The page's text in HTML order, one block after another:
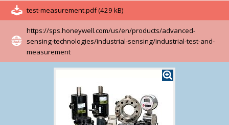
test-measurement.pdf (429 kB)
https://sps.honeywell.com/us/en/products/advanced-
sensing-technologies/industrial-sensing/industrial-test-and-
measurement